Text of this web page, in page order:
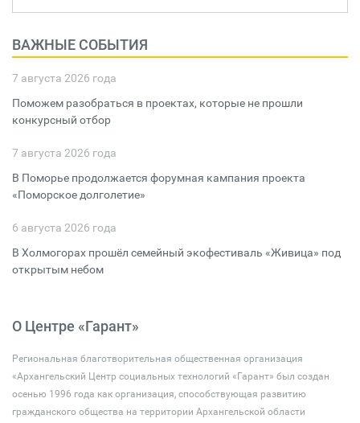
ВАЖНЫЕ СОБЫТИЯ
7 августа 2026 года
Поможем разобраться в проектах, которые не прошли
конкурсный отбор
7 августа 2026 года
В Поморье продолжается форумная кампания проекта
«Поморское долголетие»
6 августа 2026 года
В Холмогорах прошёл семейный экофестиваль «Живица» под
открытым небом
О Центре «Гарант»
Региональная благотворительная общественная организация
«Архангельский Центр социальных технологий «Гарант» был создан
осенью 1996 года как организация, способствующая развитию
гражданского общества на территории Архангельской области